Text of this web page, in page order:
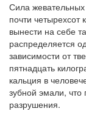
Сила
почти
вынести на себе
распределяется
зависимости от
пятнадцать
кальция в
зубной эмали, что
разрушения.